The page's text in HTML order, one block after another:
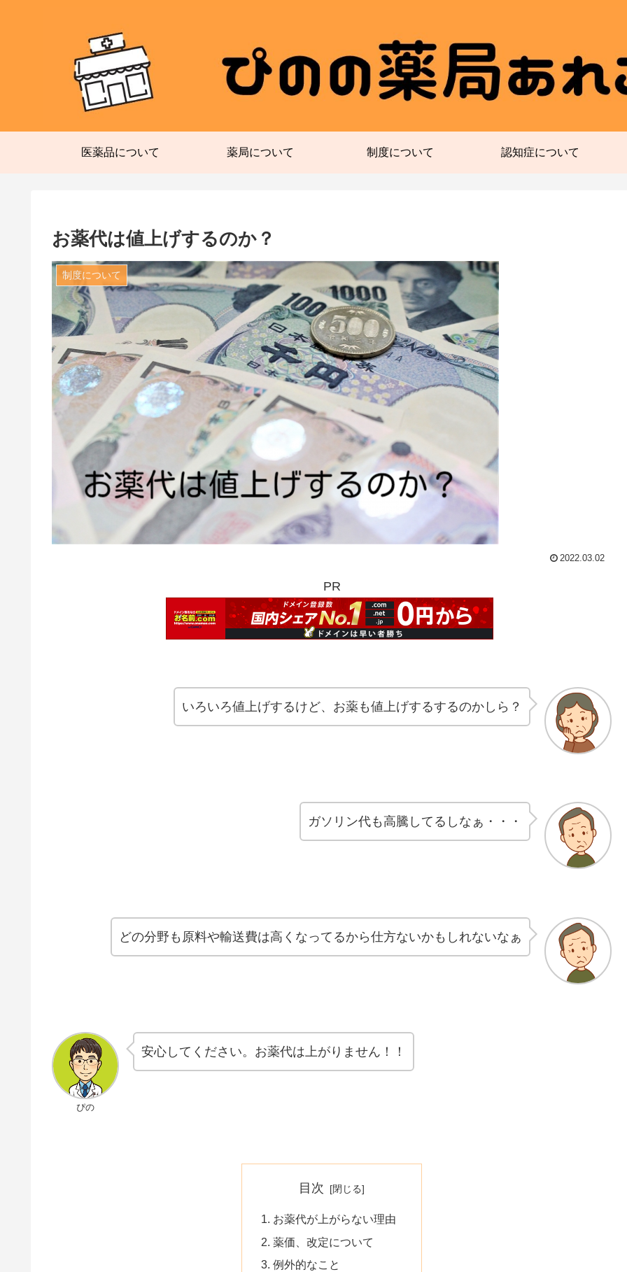
医薬品について 薬局について 制度について 認知症について
お薬代は値上げするのか？
制度について
2022.03.02
PR
いろいろ値上げするけど、お薬も値上げするするのかしら？
ガソリン代も高騰してるしなぁ・・・
どの分野も原料や輸送費は高くなってるから仕方ないかもしれないなぁ
ぴの
安心してください。お薬代は上がりません！！
目次
お薬代が上がらない理由
薬価、改定について
例外的なこと